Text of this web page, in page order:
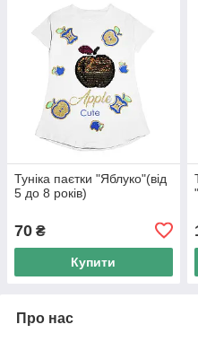
Туніка паєтки "Яблуко"(від
5 до 8 років)
70 ₴
Купити
Про нас